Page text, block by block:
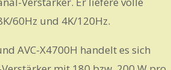
60Hz und 4K/120Hz.
AVC-X4700H handelt es sich